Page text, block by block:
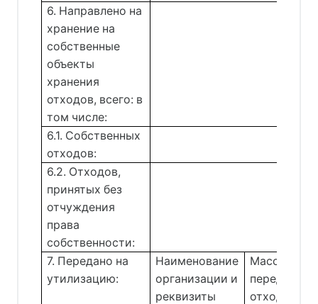
6. Направлено на
хранение на
собственные
объекты
хранения
отходов, всего: в
том числе:
6.1. Собственных
отходов:
6.2. Отходов,
принятых без
отчуждения
права
собственности:
7. Передано на
утилизацию:
Наименование
организации и
реквизиты
Масса
переданных
отходов